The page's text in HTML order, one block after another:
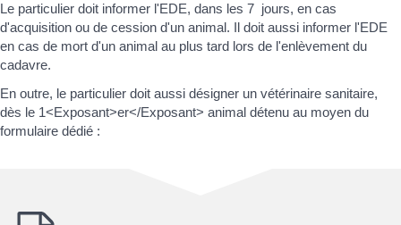
Le particulier doit informer l'EDE, dans les 7 jours, en cas
d'acquisition ou de cession d'un animal. Il doit aussi informer l'EDE
en cas de mort d'un animal au plus tard lors de l'enlèvement du
cadavre.
En outre, le particulier doit aussi désigner un vétérinaire sanitaire,
dès le 1<Exposant>er</Exposant> animal détenu au moyen du
formulaire dédié :